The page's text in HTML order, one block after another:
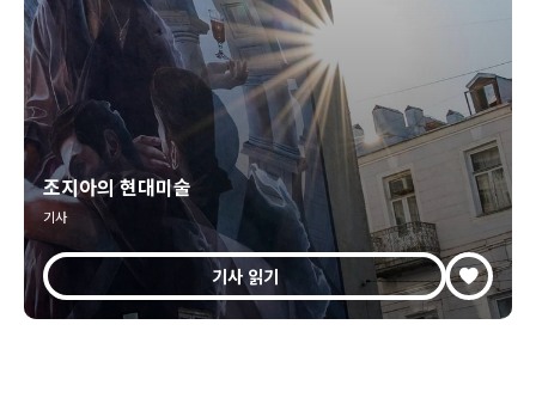
조지아의 현대미술
기사
기사 읽기